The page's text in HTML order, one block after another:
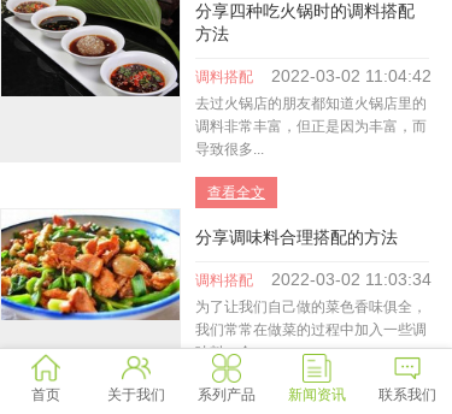
分享四种吃火锅时的调料搭配
方法
调料搭配 2022-03-02 11:04:42
去过火锅店的朋友都知道火锅店里的
调料非常丰富，但正是因为丰富，而
导致很多...
查看全文
分享调味料合理搭配的方法
调料搭配 2022-03-02 11:03:34
为了让我们自己做的菜色香味俱全，
我们常常在做菜的过程中加入一些调
味料，合...
查看全文
首页 关于我们 系列产品 新闻资讯 联系我们